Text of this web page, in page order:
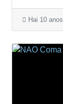
Hai 10 anos